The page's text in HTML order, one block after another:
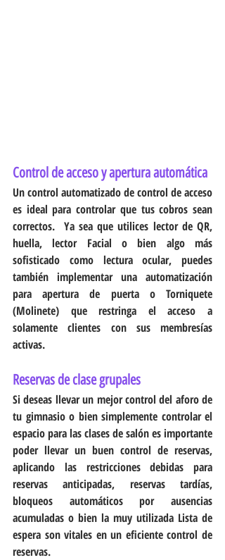
Control de acceso y apertura automática
Un control automatizado de control de acceso
es ideal para controlar que tus cobros sean
correctos.  Ya sea que utilices lector de QR,
huella, lector Facial o bien algo más
sofisticado como lectura ocular, puedes
también implementar una automatización
para apertura de puerta o Torniquete
(Molinete) que restringa el acceso a
solamente clientes con sus membresías
activas.
Reservas de clase grupales
Si deseas llevar un mejor control del aforo de
tu gimnasio o bien simplemente controlar el
espacio para las clases de salón es importante
poder llevar un buen control de reservas,
aplicando las restricciones debidas para
reservas anticipadas, reservas tardías,
bloqueos automáticos por ausencias
acumuladas o bien la muy utilizada Lista de
espera son vitales en un eficiente control de
reservas.